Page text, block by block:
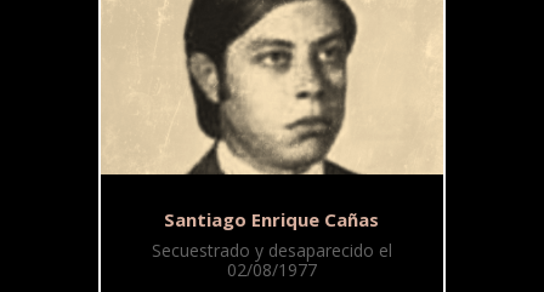
Santiago Enrique Cañas
Secuestrado y desaparecido el
02/08/1977